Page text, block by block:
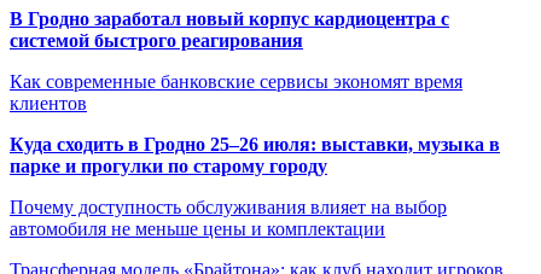
В Гродно заработал новый корпус кардиоцентра с
системой быстрого реагирования
Как современные банковские сервисы экономят время
клиентов
Куда сходить в Гродно 25–26 июля: выставки, музыка в
парке и прогулки по старому городу
Почему доступность обслуживания влияет на выбор
автомобиля не меньше цены и комплектации
Трансферная модель «Брайтона»: как клуб находит игроков